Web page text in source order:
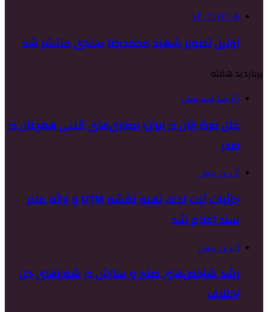
۱۴۰۲/۱۲/۰۵
اولین تصویر شهید محمدرضا سندی منتشر شد
پربازدید هفته
15 ساعت پیش
علل مرگ زنان در ایران؛ بیماری‌های قلبی همچنان در
صدر
2 روز پیش
جزئیات ثبت ادعا، تهیه نقشه UTM و ارائه مادر
سند اعلام شد
3 روز پیش
رشد شاخص‌های صلح و سازش در شوراهای حل
اختلاف